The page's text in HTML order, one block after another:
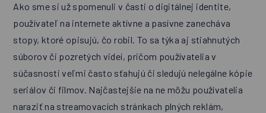
Ako sme si už spomenuli v časti o digitálnej identite,
používateľ na internete aktívne a pasívne zanecháva
stopy, ktoré opisujú, čo robil. To sa týka aj stiahnutých
súborov či pozretých videí, pričom používatelia v
súčasnosti veľmi často sťahujú či sledujú nelegálne kópie
seriálov či filmov. Najčastejšie na ne môžu používatelia
naraziť na streamovacích stránkach plných reklám,